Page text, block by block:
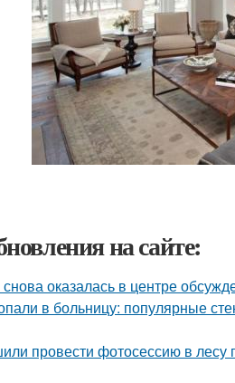
на сайте:
оказалась в центре
в больницу: популярные
провести фотосессию в лесу